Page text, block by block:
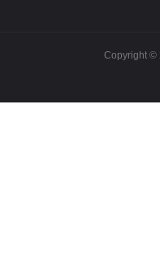
Copyright ©